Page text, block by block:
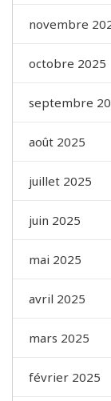
novembre
octobre 2025
septembre
août 2025
juillet 2025
juin 2025
mai 2025
avril 2025
mars 2025
février 2025